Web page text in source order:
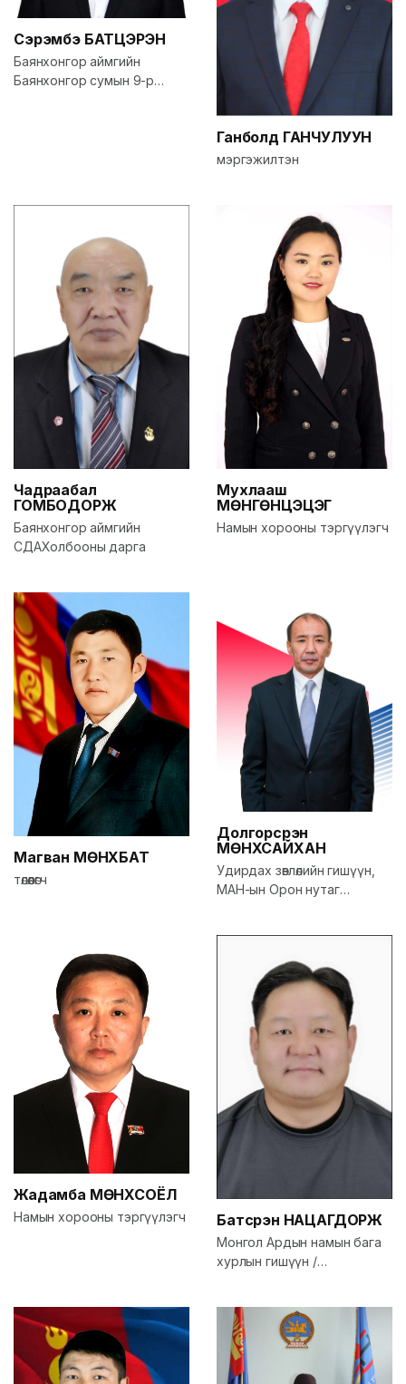
Сэрэмбэ БАТЦЭРЭН
Баянхонгор аймгийн
Баянхонгор сумын 9-р
Ганболд ГАНЧУЛУУН
мэргэжилтэн
Чадраабал
ГОМБОДОРЖ
Баянхонгор аймгийн
СДАХолбооны дарга
Мухлааш
МӨНГӨНЦЭЦЭГ
Намын хорооны тэргүүлэгч
Магван МӨНХБАТ
төлөөлөгч
Долгорсүрэн
МӨНХСАЙХАН
Удирдах зөвлөлийн гишүүн,
МАН-ын Орон нутаг
Жадамба МӨНХСОЁЛ
Намын хорооны тэргүүлэгч Батсүрэн НАЦАГДОРЖ
Монгол Ардын намын бага
хурлын гишүүн /